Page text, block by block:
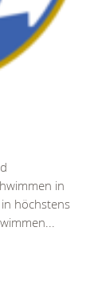
in
höchstens